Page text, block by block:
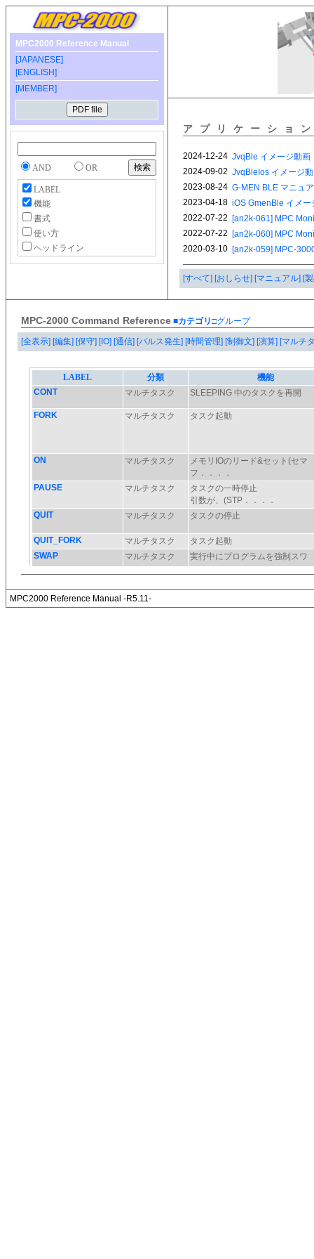
MPC2000 Reference Manual
[JAPANESE]
[ENGLISH]
[MEMBER]
AND OR
LABEL
機能
書式
使い方
ヘッドライン
アプリケーショ
[すべて] [おしらせ] [マニュアル] [
MPC-2000 Command Reference ■カテゴリ□グループ
[全表示] [編集] [保守] [IO] [通信] [パルス発生] [時間管理] [制御文] [演算] [マルチ
MPC2000 Reference Manual -R5.11-